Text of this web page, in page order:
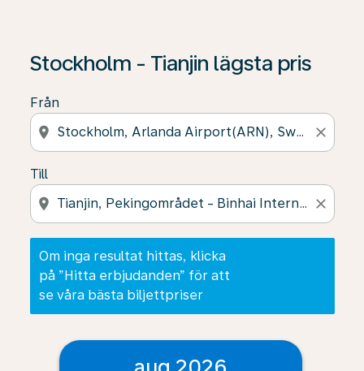
Stockholm - Tianjin lägsta pris
Från
location_on close
Till
location_on close
Om inga resultat hittas, klicka
på ”Hitta erbjudanden” för att
se våra bästa biljettpriser
Om inga resultat hittas, klicka på ”Hitta